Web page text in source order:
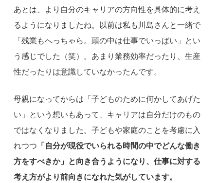
あとは、より自分のキャリアの方向性を具体的に考え
るようになりましたね。以前は私も川島さんと一緒で
「残業もへっちゃら。頭の中は仕事でいっぱい」とい
う感じでした（笑）。あまり業務効率だったり、生産
性だったりは意識していなかったんです。
母親になってからは「子どものために何かしてあげた
い」という想いもあって、キャリアは自分だけのもの
ではなくなりました。子どもや家庭のことを考慮に入
れつつ 「自分が現役でいられる時間の中でどんな働き
方をすべきか」と向き合うようになり、仕事に対する
考え方がより前向きになれた気がしています。